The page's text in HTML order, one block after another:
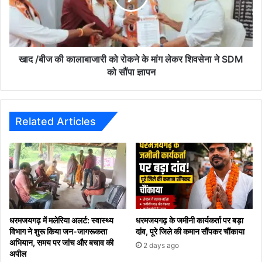
को
के
मांग
लेकर
सौंपा
ज्ञापन
खाद /बीज की कालाबाजारी को रोकने के मांग लेकर शिवसेना ने SDM
को सौंपा ज्ञापन
Related Articles
धरमजयगढ़ में मलेरिया अलर्ट: स्वास्थ्य
विभाग ने शुरू किया जन-जागरूकता
अभियान, समय पर जांच और बचाव की
अपील
धरमजयगढ़ के जमीनी कार्यकर्ता पर बड़ा
दांव, पूरे जिले की कमान सौंपकर चौंकाया
2 days ago